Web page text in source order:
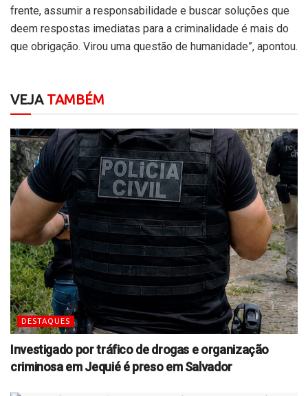
frente, assumir a responsabilidade e buscar soluções que
deem respostas imediatas para a criminalidade é mais do
que obrigação. Virou uma questão de humanidade”, apontou.
VEJATAMBÉM
DESTAQUES
Investigado por tráfico de drogas e organização
criminosa em Jequié é preso em Salvador